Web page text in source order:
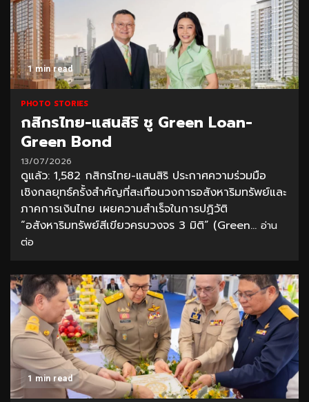
1 min read
PHOTO STORIES
กสิกรไทย-แสนสิริ ชู Green Loan-
Green Bond
13/07/2026
ดูแล้ว: 1,582 กสิกรไทย-แสนสิริ ประกาศความร่วมมือ
เชิงกลยุทธ์ครั้งสำคัญที่สะเทือนวงการอสังหาริมทรัพย์และ
ภาคการเงินไทย เผยความสำเร็จในการปฏิวัติ
“อสังหาริมทรัพย์สีเขียวครบวงจร 3 มิติ” (Green... อ่าน
ต่อ
1 min read